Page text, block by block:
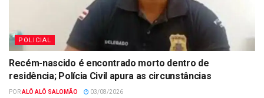
POLICIAL
Recém-nascido é encontrado morto dentro de
residência; Polícia Civil apura as circunstâncias
PORALÔ ALÔ SALOMÃO 03/08/2026